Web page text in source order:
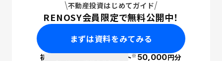
不動産投資はじめてガイド
RENOSY会員限定で無料公開中！
まずは資料をみてみる
初回面談で ポイント※50,000円分